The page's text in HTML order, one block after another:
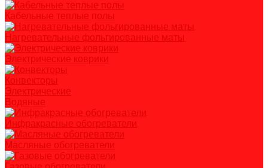
Кабельные теплые полы
Нагревательные фольгированные маты
Электрические коврики
Конвекторы
Электрические
Водяные
Инфракрасные обогреватели
Масляные обогреватели